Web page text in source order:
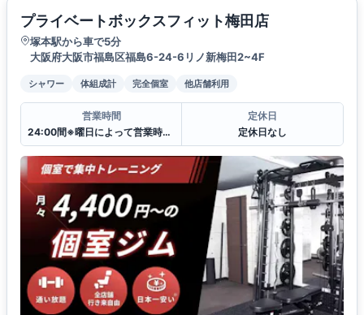
プライベートボックスフィット梅田店
塚本駅から車で5分
大阪府大阪市福島区福島6-24-6リノ新梅田2~4F
シャワー 体組成計 完全個室 他店舗利用
営業時間
24:00間※曜日によって営業時間が異なる場合がございます.
定休日
定休日なし